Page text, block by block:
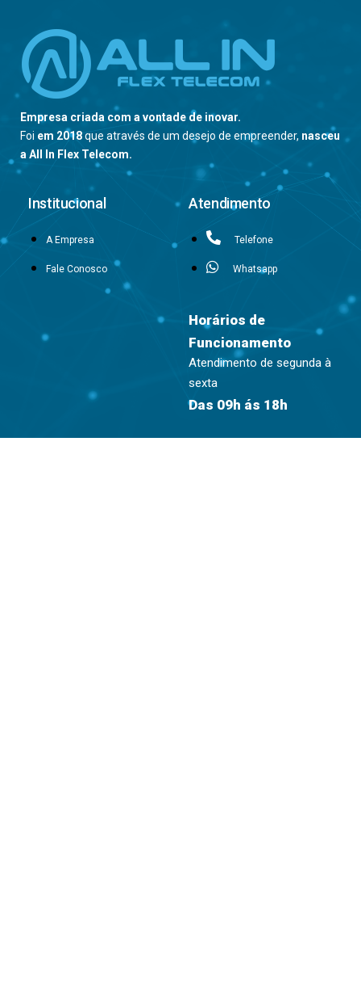
Empresa criada com a vontade de inovar.
Foi em 2018que através de um desejo de empreender, nasceu
a All In Flex Telecom.
Institucional
A Empresa
Fale Conosco
Atendimento
Telefone
Whatsapp
Horários de
Funcionamento
Atendimento de segunda à
sexta
Das 09h ás 18h